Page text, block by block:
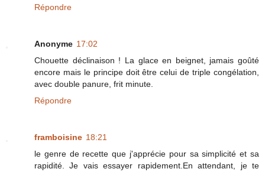
Répondre
Anonyme 17:02
Chouette déclinaison ! La glace en beignet, jamais goûté
encore mais le principe doit être celui de triple congélation,
avec double panure, frit minute.
Répondre
framboisine 18:21
le genre de recette que j'apprécie pour sa simplicité et sa
rapidité. Je vais essayer rapidement.En attendant, je te